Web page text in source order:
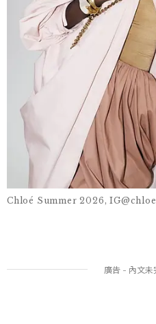
Chloé Summer 2026, IG@chloe